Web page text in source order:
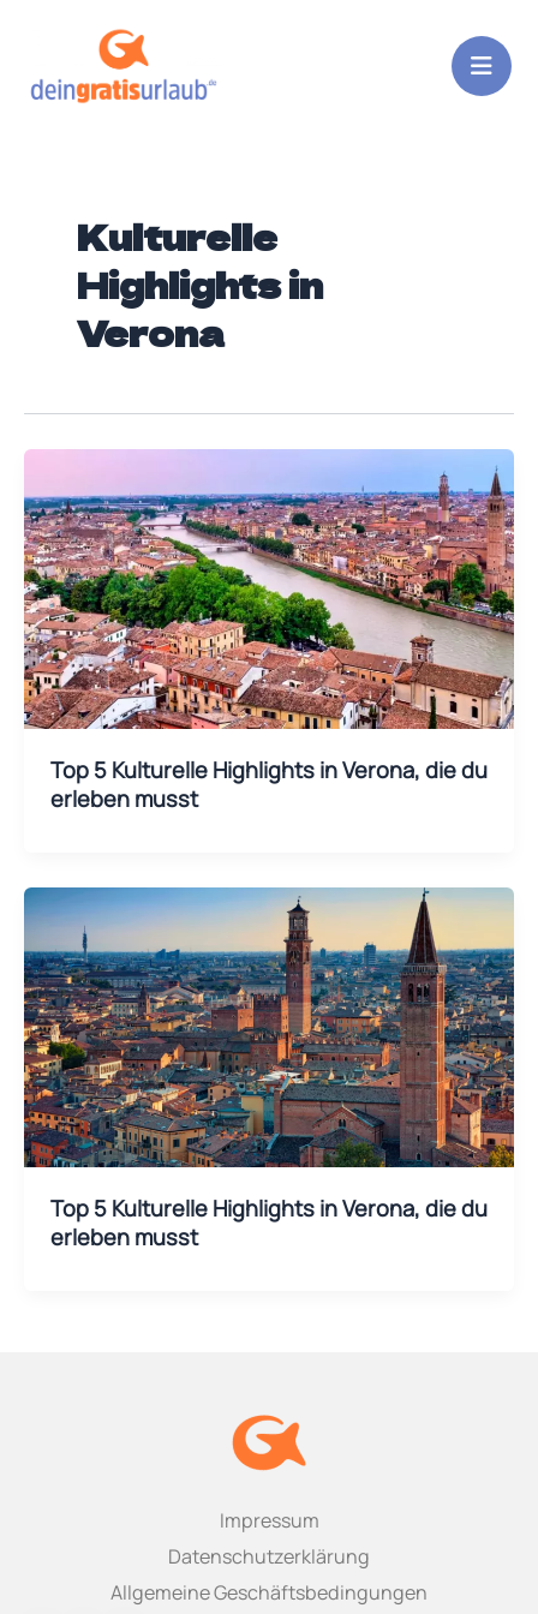
Kulturelle
Highlights in
Verona
Top 5 Kulturelle Highlights in Verona, die du
erleben musst
Top 5 Kulturelle Highlights in Verona, die du
erleben musst
Impressum
Datenschutzerklärung
Allgemeine Geschäftsbedingungen